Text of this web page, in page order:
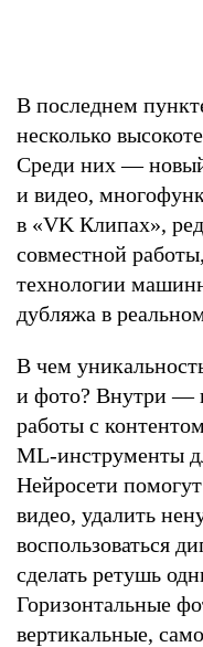
В последнем
несколько
Среди них — новый
и видео,
в «VK Клипах»,
совместной работы,
технологии
дубляжа в
В чем
и фото? Внутри —
работы с
ML-инструменты
Нейросети
видео, удалить
воспользоваться
сделать ретушь
Горизонтальные
вертикальные,